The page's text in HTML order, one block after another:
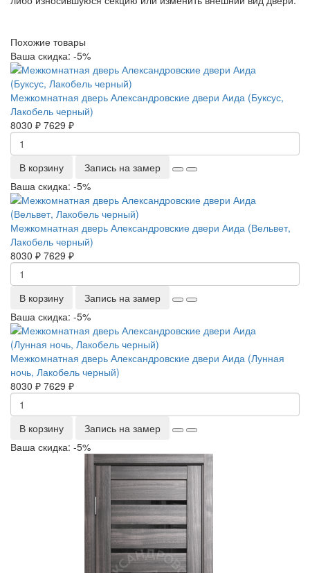
Похожие товары
Ваша скидка: -5%
Межкомнатная дверь Александровские двери Аида (Буксус,
Лакобель черный)
8030 ₽ 7629 ₽
В корзину
Запись на замер
Ваша скидка: -5%
Межкомнатная дверь Александровские двери Аида (Вельвет,
Лакобель черный)
8030 ₽ 7629 ₽
В корзину
Запись на замер
Ваша скидка: -5%
Межкомнатная дверь Александровские двери Аида (Лунная
ночь, Лакобель черный)
8030 ₽ 7629 ₽
В корзину
Запись на замер
Ваша скидка: -5%